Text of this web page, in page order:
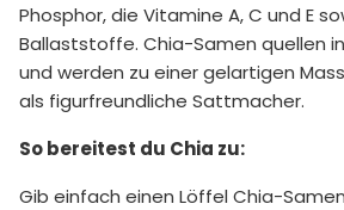
Phosphor, die Vitamine A, C und E
Ballaststoffe. Chia-Samen quellen
und werden zu einer gelartigen
als figurfreundliche Sattmacher.
So bereitest du Chia zu:
Gib einfach einen Löffel Chia-